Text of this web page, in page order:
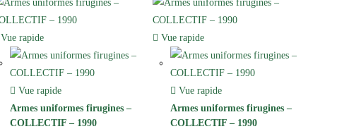
Vue rapide
Vue rapide
Armes uniformes firugines –
COLLECTIF – 1990
Vue rapide
Vue rapide
Armes uniformes firugines –
COLLECTIF – 1990